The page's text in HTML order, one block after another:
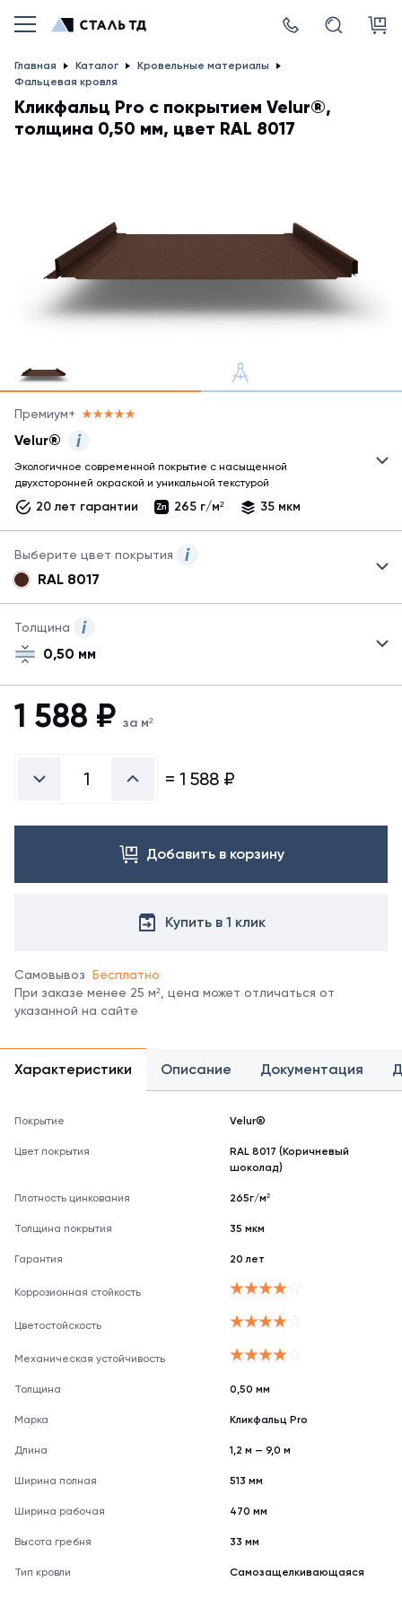
Главная Каталог
Кровельные материалы
Фальцевая кровля
Кликфальц Pro с покрытием Velur®,
толщина 0,50 мм, цвет RAL 8017
Премиум+
Velur®
Могут
быть
представлены
возможные
покрытия!
всех
покрытиях
можно
в
справочнике
Экологичное современной покрытие с насыщенной
двухсторонней окраской и уникальной текстурой
20 лет гарантии 265 г/м² 35 мкм
Выберите цвет покрытия
быть
свяжитесь
все
справочнике
RAL 8017
Толщина
0,50 мм
1 588 ₽ за м²
= 1 588 ₽
Добавить в корзину
Купить в 1 клик
Самовывоз Бесплатно
При заказе менее 25 м², цена может отличаться от
указанной на сайте
Характеристики Описание Документация
Покрытие Velur®
Цвет покрытия
RAL 8017 (Коричневый
шоколад)
Плотность цинкования 265г/м²
Толщина покрытия 35 мкм
Гарантия 20 лет
Коррозионная стойкость
Цветостойскость
Механическая устойчивость
Толщина 0,50 мм
Марка Кликфальц Pro
Длина 1,2 м — 9,0 м
Ширина полная 513 мм
Ширина рабочая 470 мм
Высота гребня 33 мм
Тип кровли Самозащелкивающаяся